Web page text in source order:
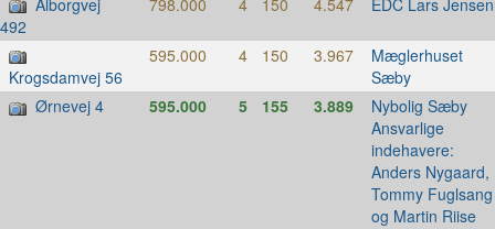
492
Krogsdamvej 56
595.000 4 150 3.967 Mæglerhuset
Sæby
Ørnevej 4
595.000 5 155 3.889 Nybolig Sæby
Ansvarlige
indehavere:
Anders Nygaard,
Tommy Fuglsang
og Martin Riise